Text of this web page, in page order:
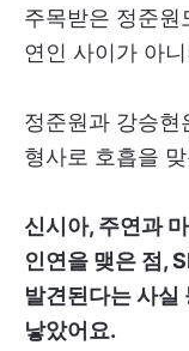
주목받은 정준
연인 사이가 아
정준원과 강승현
형사로 호흡을
신시아, 주연과
인연을 맺은 점,
발견된다는 사실
낳았어요.